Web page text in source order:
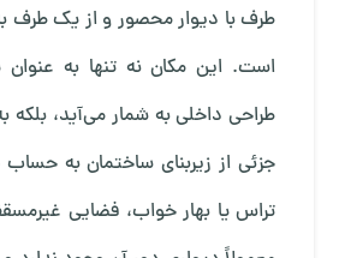
طرف با دیوار محصور و از یک طرف
است. این مکان نه تنها به
طراحی داخلی به شمار می‌آید،
جزئی از زیربنای ساختمان به
تراس یا بهار خواب، فضایی